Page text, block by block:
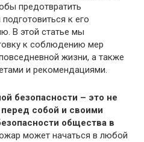
предотвратить
к его
В этой статье мы
к соблюдению мер
жизни, а также
и рекомендациями.
безопасности – это не
собой и своими
общества в
может начаться в любой